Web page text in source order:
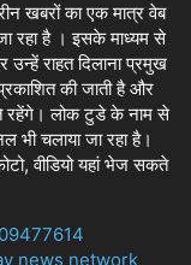
खबरों का एक मात्र वेब
रहा है । इसके माध्यम से
उन्हें राहत दिलाना प्रमुख
की जाती है और
रहेंगे। लोक टुडे के नाम से
भी चलाया जा रहा है।
वीडियो यहां भेज सकते
news network